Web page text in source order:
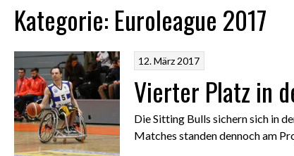
Kategorie: Euroleague 2017
12. März 2017
Vierter Platz in
Die Sitting Bulls sichern sich in
Matches standen dennoch am